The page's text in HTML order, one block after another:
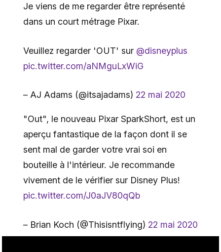
Je viens de me regarder être représenté
dans un court métrage Pixar.
Veuillez regarder 'OUT' sur @disneyplus
pic.twitter.com/aNMguLxWiG
– AJ Adams (@itsajadams) 22 mai 2020
"Out", le nouveau Pixar SparkShort, est un
aperçu fantastique de la façon dont il se
sent mal de garder votre vrai soi en
bouteille à l'intérieur. Je recommande
vivement de le vérifier sur Disney Plus!
pic.twitter.com/J0aJV80qQb
– Brian Koch (@Thisisntflying) 22 mai 2020